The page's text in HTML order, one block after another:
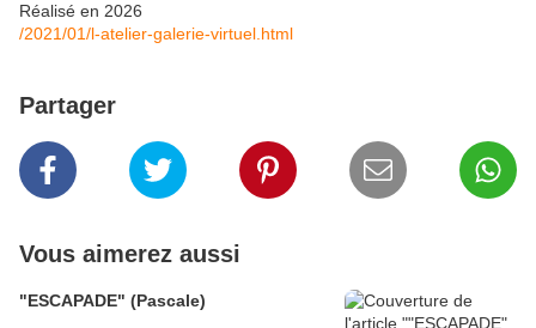
Réalisé en 2026
/2021/01/l-atelier-galerie-virtuel.html
Partager
Vous aimerez aussi
"ESCAPADE" (Pascale)